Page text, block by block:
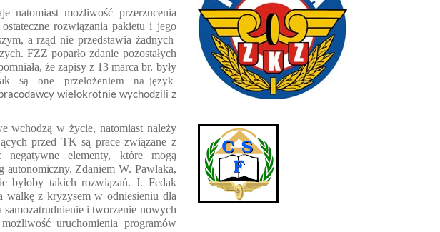
natomiast możliwość przerzucenia
rozwiązania pakietu i jego
a rząd nie przedstawia żadnych
FZZ poparło zdanie pozostałych
że zapisy z 13 marca br. były
są one przełożeniem
na język
wielokrotnie wychodzili z
wchodzą w życie, natomiast należy
przed TK są prace związane z
negatywne elementy, które
mogą
autonomiczny. Zdaniem W. Pawlaka,
byłoby takich rozwiązań. J. Fedak
walkę z kryzysem w odniesieniu dla
samozatrudnienie i tworzenie nowych
uruchomienia programów